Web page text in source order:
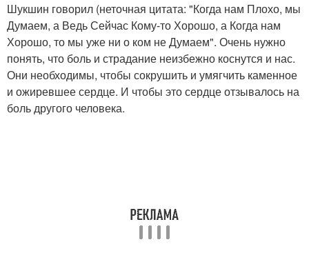
Шукшин говорил (неточная цитата: "Когда нам Плохо, мы
Думаем, а Ведь Сейчас Кому-то Хорошо, а Когда нам
Хорошо, то мы уже ни о ком не Думаем". Очень нужно
понять, что боль и страдание неизбежно коснутся и нас.
Они необходимы, чтобы сокрушить и умягчить каменное
и ожиревшее сердце. И чтобы это сердце отзывалось на
боль другого человека.